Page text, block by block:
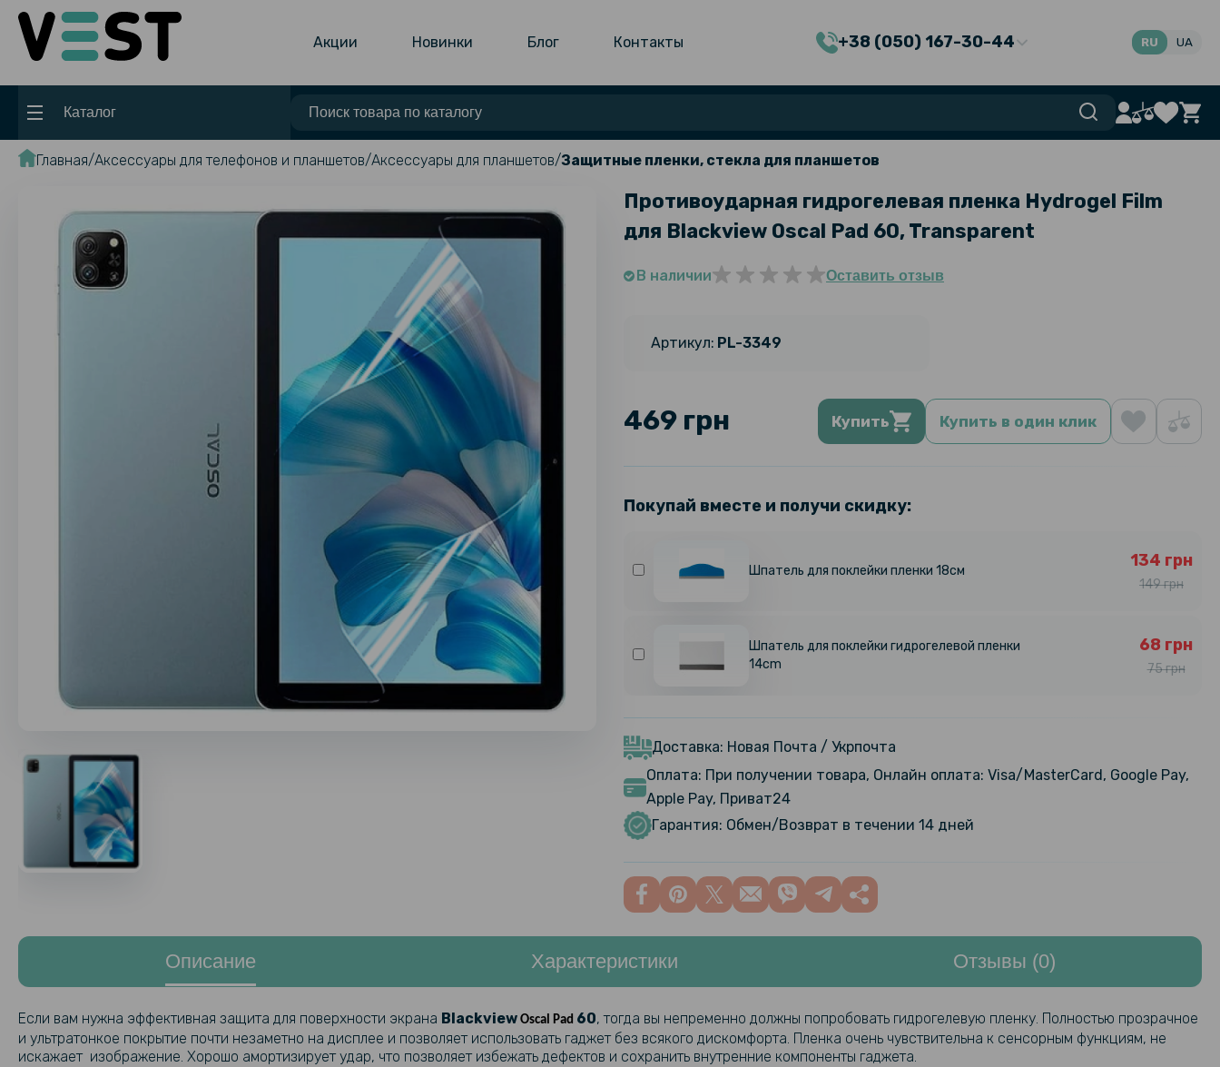
Акции Новинки Блог Контакты +38 (050) 167-30-44 RU UA
Каталог
Главная Аксессуары для телефонов и планшетов Аксессуары для планшетов Защитные пленки, стекла для планшетов
Противоударная гидрогелевая пленка Hydrogel Film
для Blackview Oscal Pad 60​​, Transparent
В наличии Оставить отзыв
Артикул: PL-3349
469 грн Купить Купить в один клик
Покупай вместе и получи скидку:
Шпатель для поклейки пленки 18см
134 грн
149 грн
Шпатель для поклейки гидрогелевой пленки
14cm
68 грн
75 грн
Доставка: Новая Почта / Укрпочта
Оплата: При получении товара, Онлайн оплата: Visa/MasterCard, Google Pay,
Apple Pay, Приват24
Гарантия: Обмен/Возврат в течении 14 дней
Описание Характеристики Отзывы (0)
Если вам нужна эффективная защита для поверхности экрана Blackview Oscal Pad 60​​, тогда вы непременно должны попробовать гидрогелевую пленку. Полностью прозрачное
и ультратонкое покрытие почти незаметно на дисплее и позволяет использовать гаджет без всякого дискомфорта. Пленка очень чувствительна к сенсорным функциям, не
искажает изображение. Хорошо амортизирует удар, что позволяет избежать дефектов и сохранить внутренние компоненты гаджета.